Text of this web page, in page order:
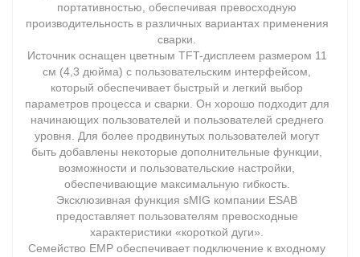
портативностью, обеспечивая превосходную
производительность в различных вариантах применения
сварки.
Источник оснащен цветным TFT-дисплеем размером 11
см (4,3 дюйма) с пользовательским интерфейсом,
который обеспечивает быстрый и легкий выбор
параметров процесса и сварки. Он хорошо подходит для
начинающих пользователей и пользователей среднего
уровня. Для более продвинутых пользователей могут
быть добавлены некоторые дополнительные функции,
возможности и пользовательские настройки,
обеспечивающие максимальную гибкость.
Эксклюзивная функция sMIG компании ESAB
предоставляет пользователям превосходные
характеристики «короткой дуги».
Семейство EMP обеспечивает подключение к входному